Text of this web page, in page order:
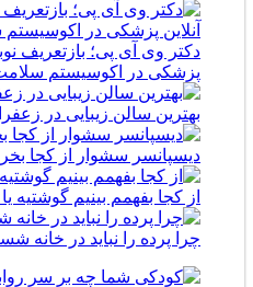
دکتر وی آی پی؛ بازتعریف
پزشکی در اکوسیستم
بهترین سالن زیبایی در
دیسپانسر سشوار از کجا
از کجا بفهمم بینیم گوشتیه
چرا پرده را نباید در خانه